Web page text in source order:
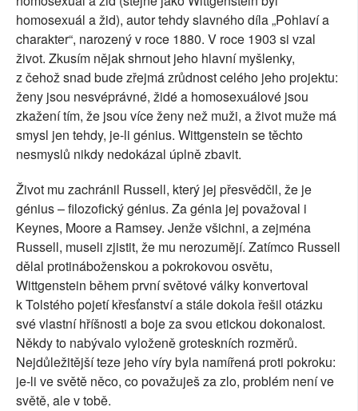
homosexuál a žid), autor tehdy slavného díla „Pohlaví a
charakter“, narozený v roce 1880. V roce 1903 si vzal
život. Zkusím nějak shrnout jeho hlavní myšlenky,
z čehož snad bude zřejmá zrůdnost celého jeho projektu:
ženy jsou nesvéprávné, židé a homosexuálové jsou
zkažení tím, že jsou více ženy než muži, a život muže má
smysl jen tehdy, je-li génius. Wittgenstein se těchto
nesmyslů nikdy nedokázal úplně zbavit.
Život mu zachránil Russell, který jej přesvědčil, že je
génius – filozofický génius. Za génia jej považoval i
Keynes, Moore a Ramsey. Jenže všichni, a zejména
Russell, museli zjistit, že mu nerozumějí. Zatímco Russell
dělal protináboženskou a pokrokovou osvětu,
Wittgenstein během první světové války konvertoval
k Tolstého pojetí křesťanství a stále dokola řešil otázku
své vlastní hříšnosti a boje za svou etickou dokonalost.
Někdy to nabývalo vyloženě groteskních rozměrů.
Nejdůležitější teze jeho víry byla namířená proti pokroku:
je-li ve světě něco, co považuješ za zlo, problém není ve
světě, ale v tobě.